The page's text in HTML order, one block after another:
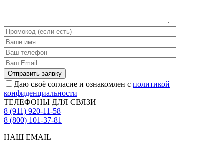
Даю своё согласие и ознакомлен с политикой
конфиденциальности
ТЕЛЕФОНЫ ДЛЯ СВЯЗИ
8 (911) 920-11-58
8 (800) 101-37-81
НАШ EMAIL